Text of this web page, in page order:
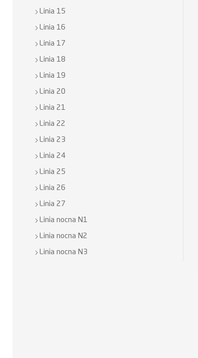
Linia 15
Linia 16
Linia 17
Linia 18
Linia 19
Linia 20
Linia 21
Linia 22
Linia 23
Linia 24
Linia 25
Linia 26
Linia 27
Linia nocna N1
Linia nocna N2
Linia nocna N3